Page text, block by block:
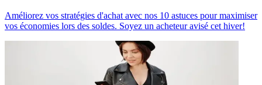
Améliorez vos stratégies d'achat avec nos 10 astuces pour maximiser
vos économies lors des soldes. Soyez un acheteur avisé cet hiver!